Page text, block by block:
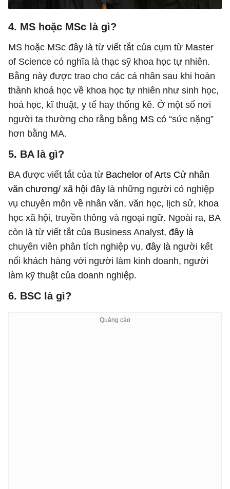
4. MS hoặc MSc là gì?
MS hoặc MSc đây là từ viết tắt của cụm từ Master
of Science có nghĩa là thạc sỹ khoa học tự nhiên.
Bằng này được trao cho các cá nhân sau khi hoàn
thành khoá học về khoa học tự nhiên như sinh học,
hoá học, kĩ thuật, y tế hay thống kê. Ở một số nơi
người ta thường cho rằng bằng MS có “sức nặng”
hơn bằng MA.
5. BA là gì?
BA được viết tắt của từ Bachelor of Arts Cử nhân
văn chương/ xã hội đây là những người có nghiệp
vụ chuyên môn về nhân văn, văn học, lịch sử, khoa
học xã hội, truyền thông và ngoại ngữ. Ngoài ra, BA
còn là từ viết tắt của Business Analyst, đây là
chuyên viên phân tích nghiệp vụ, đây là người kết
nối khách hàng với người làm kinh doanh, người
làm kỹ thuật của doanh nghiệp.
6. BSC là gì?